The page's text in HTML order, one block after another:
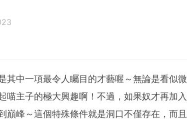
其中一項最令人矚目的才藝喔～無論是看似微
喵主子的極大興趣啊！不過，如果奴才再加入
峰～這個特殊條件就是洞口不僅存在，而且